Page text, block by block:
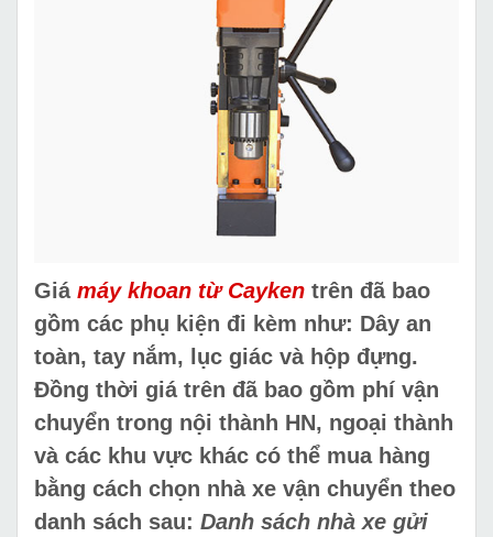
Giá máy khoan từ Cayken trên đã bao
gồm các phụ kiện đi kèm như: Dây an
toàn, tay nắm, lục giác và hộp đựng.
Đồng thời giá trên đã bao gồm phí vận
chuyển trong nội thành HN, ngoại thành
và các khu vực khác có thể mua hàng
bằng cách chọn nhà xe vận chuyển theo
danh sách sau: Danh sách nhà xe gửi